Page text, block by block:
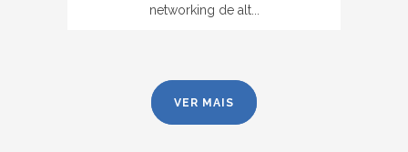
networking de alt...
VER MAIS